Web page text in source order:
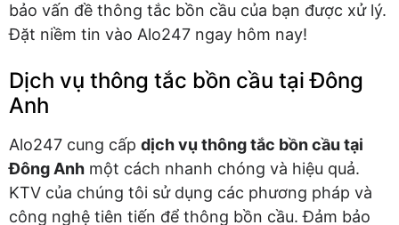
bảo vấn đề thông tắc bồn cầu của bạn được xử lý.
Đặt niềm tin vào Alo247 ngay hôm nay!
Dịch vụ thông tắc bồn cầu tại Đông
Anh
Alo247 cung cấp dịch vụ thông tắc bồn cầu tại
Đông Anh một cách nhanh chóng và hiệu quả.
KTV của chúng tôi sử dụng các phương pháp và
công nghệ tiên tiến để thông bồn cầu. Đảm bảo